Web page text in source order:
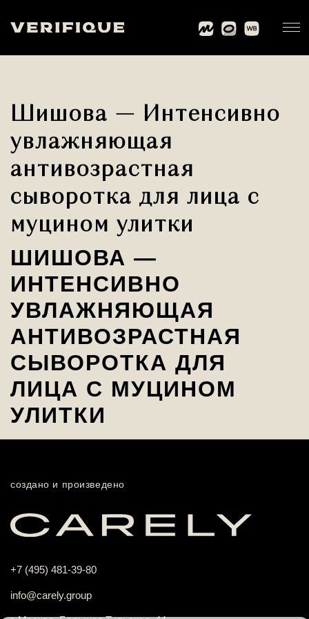
Шишова — Интенсивно
увлажняющая
антивозрастная
сыворотка для лица с
муцином улитки
ШИШОВА —
ИНТЕНСИВНО
УВЛАЖНЯЮЩАЯ
АНТИВОЗРАСТНАЯ
СЫВОРОТКА ДЛЯ
ЛИЦА С МУЦИНОМ
УЛИТКИ
создано и произведено
+7 (495) 481-39-80
info@carely.group